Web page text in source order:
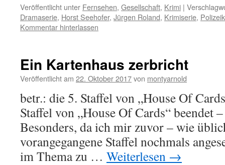
Veröffentlicht unter Fernsehen, Gesellschaft, Krimi |
Dramaserie, Horst Seehofer, Jürgen Roland, Krimiserie,
Kommentar hinterlassen
Ein Kartenhaus zerbricht
Veröffentlicht am 22. Oktober 2017von montyarnold
betr.: die 5. Staffel von „House Of
Staffel von „House Of Cards“ beendet
Besonders, da ich mir zuvor – wie
vorangegangene Staffel nochmals
im Thema zu … Weiterlesen →